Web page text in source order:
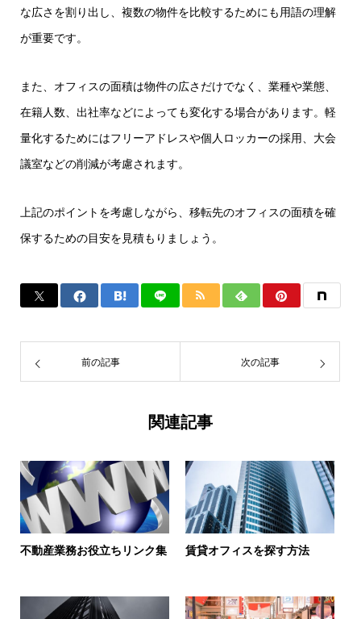
な広さを割り出し、複数の物件を比較するためにも用語の理解
が重要です。
また、オフィスの面積は物件の広さだけでなく、業種や業態、
在籍人数、出社率などによっても変化する場合があります。軽
量化するためにはフリーアドレスや個人ロッカーの採用、大会
議室などの削減が考慮されます。
上記のポイントを考慮しながら、移転先のオフィスの面積を確
保するための目安を見積もりましょう。
前の記事 次の記事
関連記事
不動産業務お役立ちリンク集 賃貸オフィスを探す方法